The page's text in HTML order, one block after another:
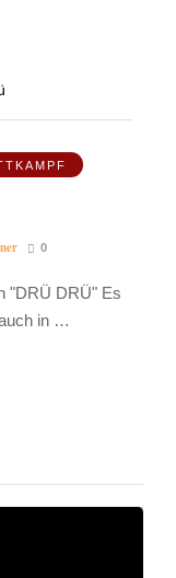
0
"DRÜ DRÜ" Es
in …